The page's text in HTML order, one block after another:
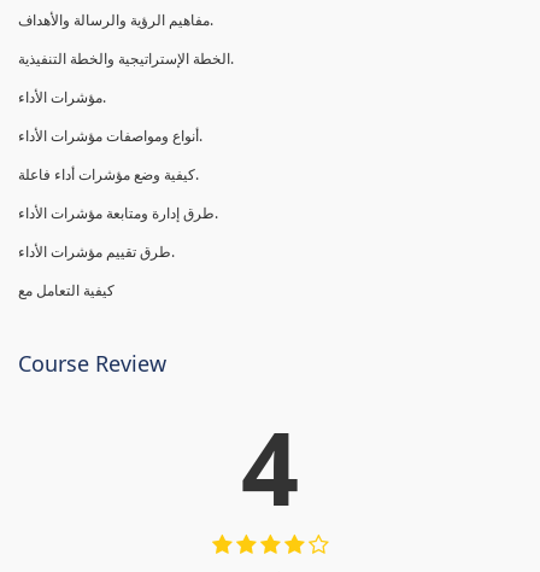
مفاهيم الرؤية والرسالة والأهداف.
الخطة الإستراتيجية والخطة التنفيذية.
مؤشرات الأداء.
أنواع ومواصفات مؤشرات الأداء.
كيفية وضع مؤشرات أداء فاعلة.
طرق إدارة ومتابعة مؤشرات الأداء.
طرق تقييم مؤشرات الأداء.
كيفية التعامل مع
Course Review
4